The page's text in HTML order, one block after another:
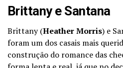
Brittany e Santana
Brittany (Heather Morris) e
foram um dos casais mais
construção do romance das